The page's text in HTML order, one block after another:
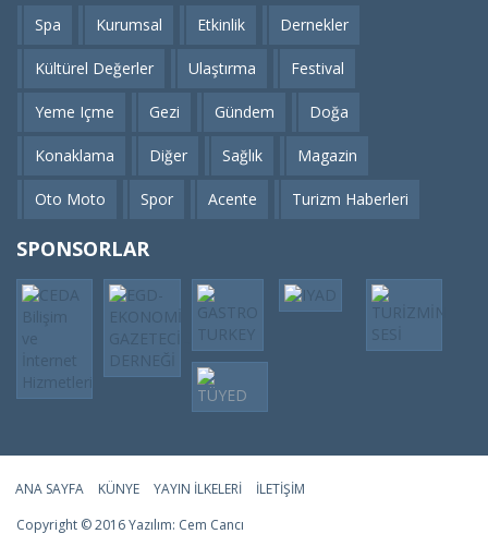
Spa Kurumsal Etkinlik Dernekler
Kültürel Değerler Ulaştırma Festival
Yeme Içme Gezi Gündem Doğa
Konaklama Diğer Sağlık Magazin
Oto Moto Spor Acente Turizm Haberleri
SPONSORLAR
ANA SAYFA KÜNYE YAYIN İLKELERI
İLETIŞIM
Copyright © 2016 Yazılım: Cem Cancı